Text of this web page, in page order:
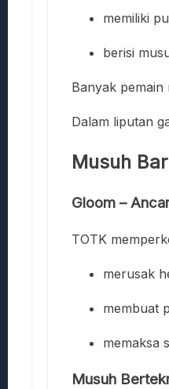
memiliki
berisi
Banyak pemain
Dalam liputan
Musuh
Gloom –
TOTK
merusak
membuat
memaksa
Musuh